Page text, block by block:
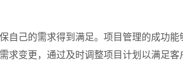
己的需求得到满足。项目管理的成功
变更，通过及时调整项目计划以满足客